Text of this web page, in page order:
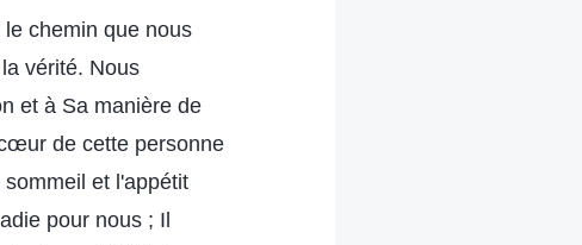
chemin que nous
vérité. Nous
et à Sa manière de
de cette personne
et l'appétit
pour nous ; Il